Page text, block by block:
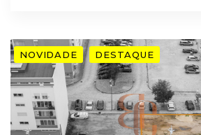
NOVIDADE DESTAQUE